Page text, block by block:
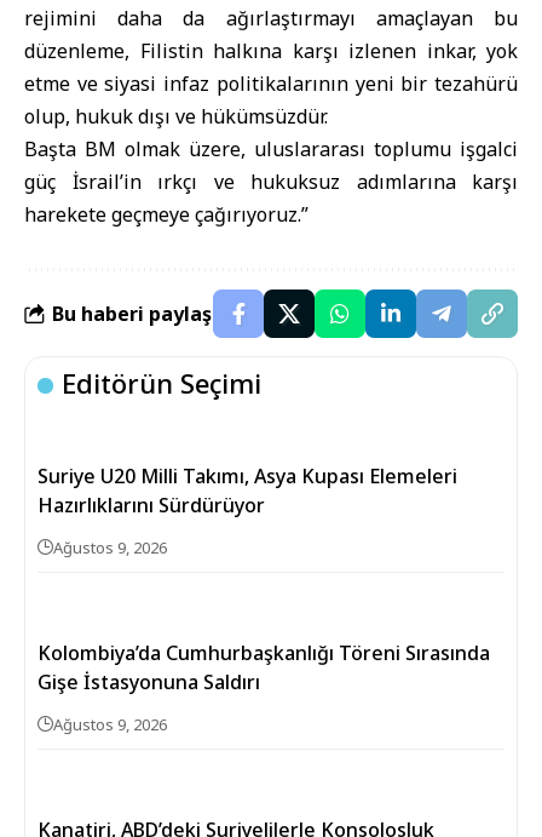
rejimini daha da ağırlaştırmayı amaçlayan bu
düzenleme, Filistin halkına karşı izlenen inkar, yok
etme ve siyasi infaz politikalarının yeni bir tezahürü
olup, hukuk dışı ve hükümsüzdür.
Başta BM olmak üzere, uluslararası toplumu işgalci
güç İsrail’in ırkçı ve hukuksuz adımlarına karşı
harekete geçmeye çağırıyoruz.”
Bu haberi paylaş
Editörün Seçimi
Suriye U20 Milli Takımı, Asya Kupası Elemeleri
Hazırlıklarını Sürdürüyor
Ağustos 9, 2026
Kolombiya’da Cumhurbaşkanlığı Töreni Sırasında
Gişe İstasyonuna Saldırı
Ağustos 9, 2026
Kanatiri, ABD’deki Suriyelilerle Konsolosluk